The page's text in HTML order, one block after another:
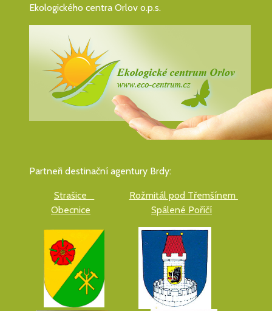
Ekologického centra Orlov o.p.s.
Partneři destinační agentury Brdy:
Strašice
Rožmitál pod Třemšínem
Obecnice
Spálené Poříčí